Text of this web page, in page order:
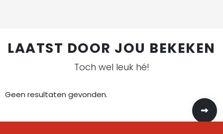
LAATST DOOR JOU BEKEKEN
Toch wel leuk hé!
Geen resultaten gevonden.